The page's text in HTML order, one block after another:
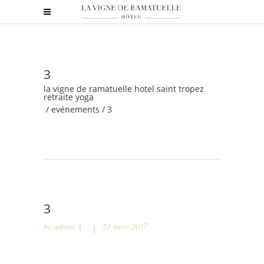
3
la vigne de ramatuelle hotel saint tropez
retraite yoga
/ evénements / 3
3
by admin 21 mars 2017